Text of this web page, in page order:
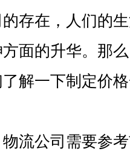
存在，人们的
面的升华。那
解一下制定价
流公司需要参